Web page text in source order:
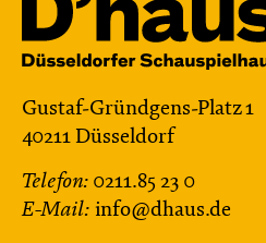
Gustaf-Gründgens-Platz 1
40211 Düsseldorf
Telefon: 0211.85 23 0
E-Mail: info@dhaus.de